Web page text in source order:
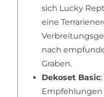
sich Lucky
eine
nach
Graben.
Dekoset Basic